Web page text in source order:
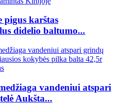
pigus karštas
didelio baltumo...
vandeniui atspari
Aukšta...